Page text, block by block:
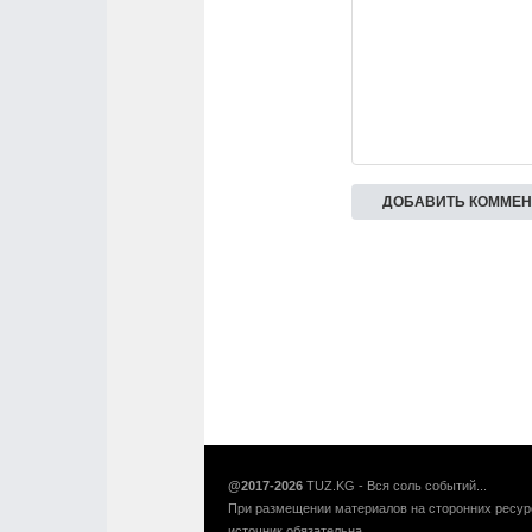
@2017-2026 TUZ.KG - Вся соль событий...
При размещении материалов на сторонних